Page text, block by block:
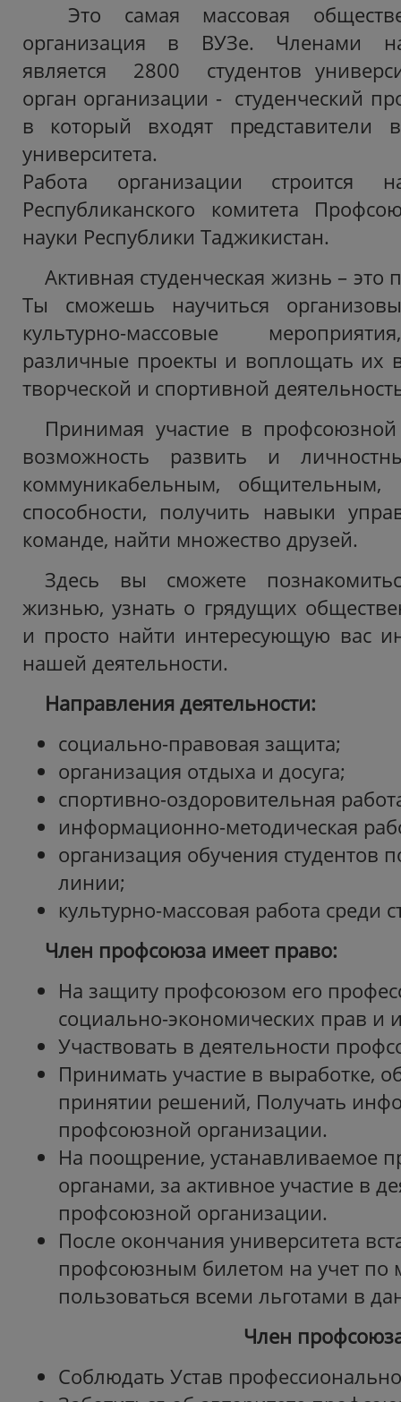
Это самая массовая
организация в ВУЗе. Членами
является 2800 студентов
орган организации - студенческий
в который входят представители
университета.
Работа организации строится
Республиканского комитета
науки Республики Таджикистан.
Активная студенческая жизнь – это
Ты сможешь научиться
культурно-массовые
различные проекты и воплощать их
творческой и спортивной
Принимая участие в профсоюзной
возможность развить и
коммуникабельным, общительным,
способности, получить навыки
команде, найти множество друзей.
Здесь вы сможете
жизнью, узнать о грядущих
и просто найти интересующую вас
нашей деятельности.
Направления деятельности:
социально-правовая защита;
организация отдыха и досуга;
спортивно-оздоровительная
информационно-методическая
организация обучения студентов
линии;
культурно-массовая работа среди
Член профсоюза имеет право:
На защиту профсоюзом его
социально-экономических прав и
Участвовать в деятельности
Принимать участие в выработке,
принятии решений, Получать
профсоюзной организации.
На поощрение, устанавливаемое
органами, за активное участие в
профсоюзной организации.
После окончания университета
профсоюзным билетом на учет по
пользоваться всеми льготами в
Член профсоюза
Соблюдать Устав